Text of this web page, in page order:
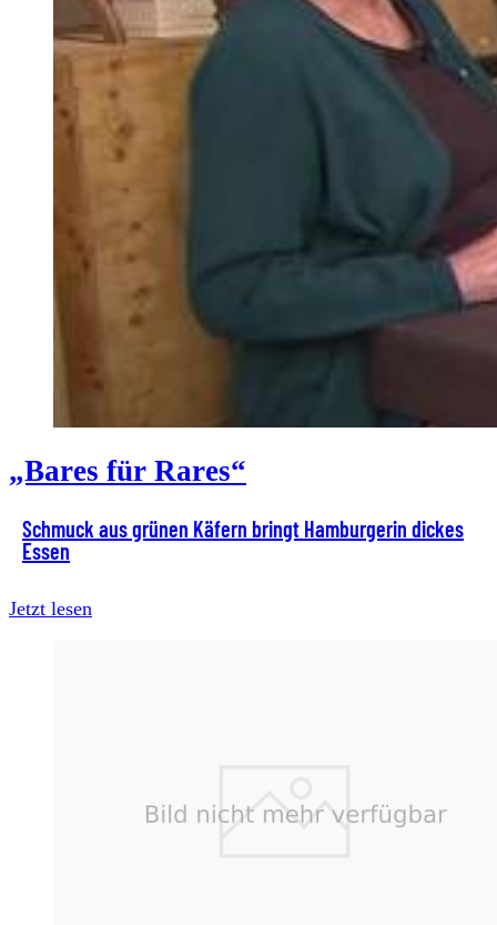
„Bares für Rares“
Schmuck aus grünen Käfern bringt Hamburgerin dickes
Essen
Jetzt lesen